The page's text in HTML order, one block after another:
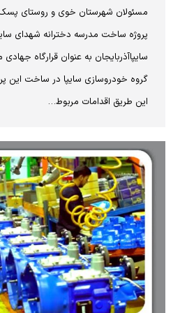
مسئولان شهرستان خوی و روستای پسک
پروژه ساخت مدرسه دخترانه شهدای
سایپاآذربایجان به عنوان قرارگاه
گروه خودروسازی سایپا در ساخت این
این طریق اقدامات مربوط…